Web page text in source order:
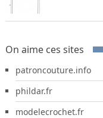
On aime ces sites
patroncouture.info
phildar.fr
modelecrochet.fr